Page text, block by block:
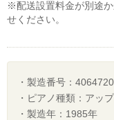
※配送設置料金が別途
せください。
・製造番号：4064720
・ピアノ種類：アッ
・製造年：1985年